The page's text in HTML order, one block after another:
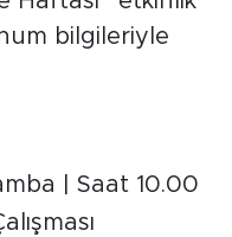
bilgileriyle
| Saat 10.00